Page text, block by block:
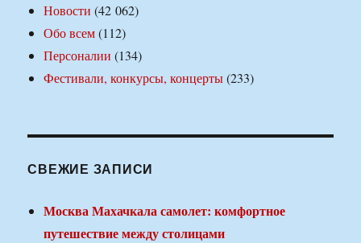
Новости (42 062)
Обо всем(112)
Персоналии (134)
Фестивали, конкурсы, концерты(233)
СВЕЖИЕ ЗАПИСИ
Москва Махачкала самолет: комфортное
путешествие между столицами